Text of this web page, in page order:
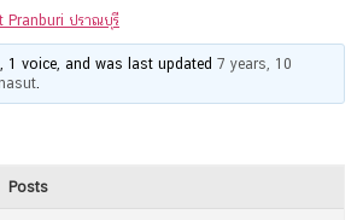
Pranburi ปราณบุรี
1 voice, and was last updated7 years, 10
Posts